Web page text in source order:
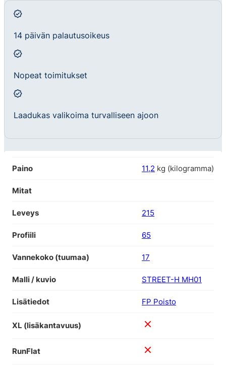
14 päivän palautusoikeus
Nopeat toimitukset
Laadukas valikoima turvalliseen ajoon
Paino 11,2 kg (kilogramma)
Mitat
Leveys 215
Profiili 65
Vannekoko (tuumaa) 17
Malli / kuvio STREET-H MH01
Lisätiedot FP Poisto
XL (lisäkantavuus)
RunFlat